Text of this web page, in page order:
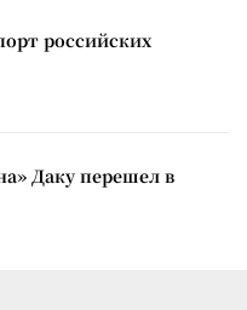
российских
Даку перешел в